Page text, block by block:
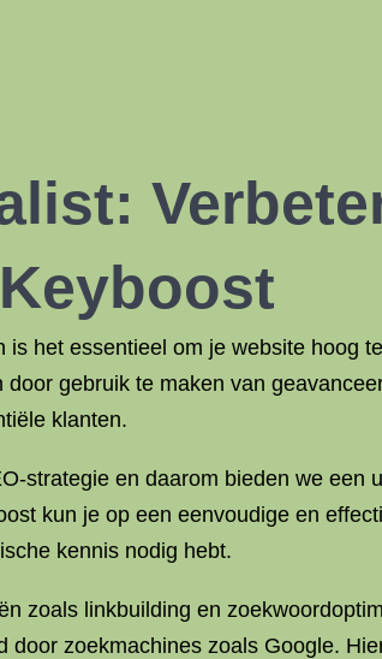
het essentieel om je website hoog
gebruik te maken van
klanten.
strategie en daarom bieden we een
kun je op een eenvoudige en
kennis nodig hebt.
zoals linkbuilding en
zoekmachines zoals Google.